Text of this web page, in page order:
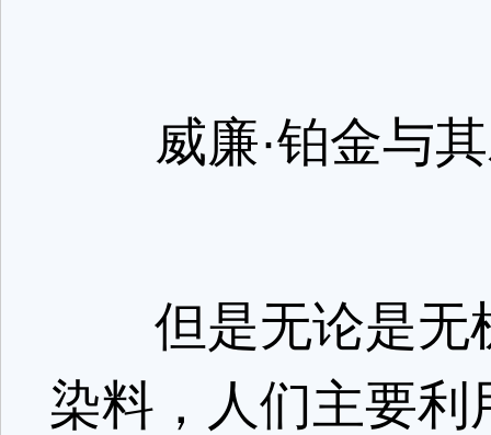
威廉·铂金与其
但是无论是无
染料，人们主要